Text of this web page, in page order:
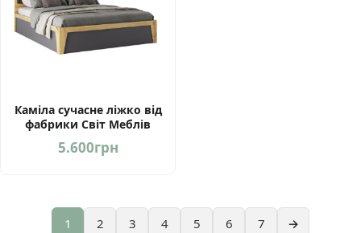
Каміла сучасне ліжко від
фабрики Світ Меблів
Україна
5.600грн
1 2 3 4 5 6 7 →